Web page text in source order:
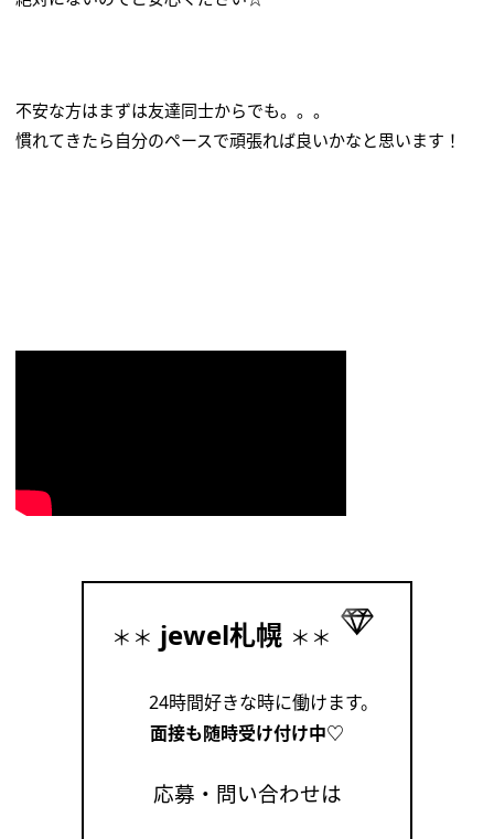
不安な方はまずは友達同士からでも。。。
慣れてきたら自分のペースで頑張れば良いかなと思います！
＊＊ jewel札幌 ＊＊
24時間好きな時に働けます。
面接も随時受け付け中♡
応募・問い合わせは